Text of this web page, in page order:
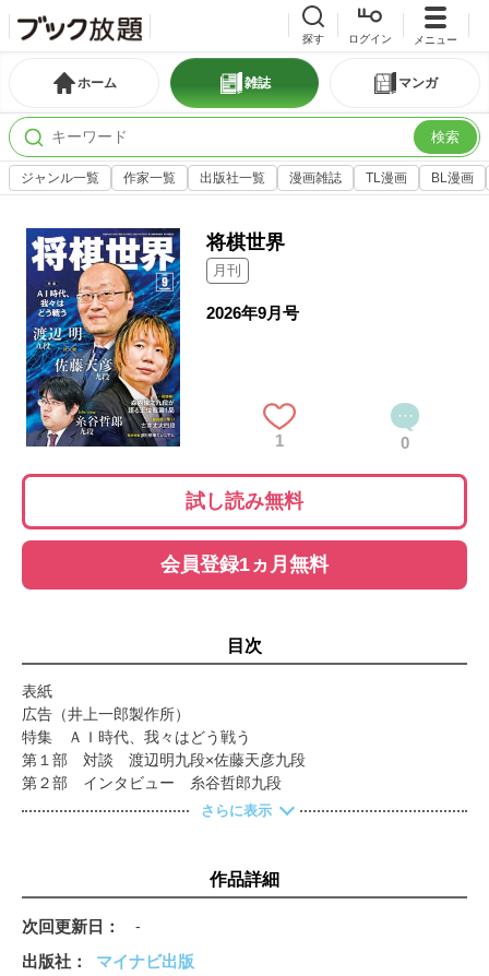
探す ログイン メニュー
ホーム 雑誌 マンガ
検索
ジャンル一覧 作家一覧 出版社一覧 漫画雑誌 TL漫画 BL漫画
将棋世界
月刊
2026年9月号
1 0
試し読み無料
会員登録1ヵ月無料
目次
表紙
広告（井上一郎製作所）
特集 ＡＩ時代、我々はどう戦う
第１部 対談 渡辺明九段×佐藤天彦九段
第２部 インタビュー 糸谷哲郎九段
目次
リレーエッセイ 松下舞琳女流初段
暑中見舞い広告
さらに表示
作品詳細
次回更新日 -
出版社
マイナビ出版